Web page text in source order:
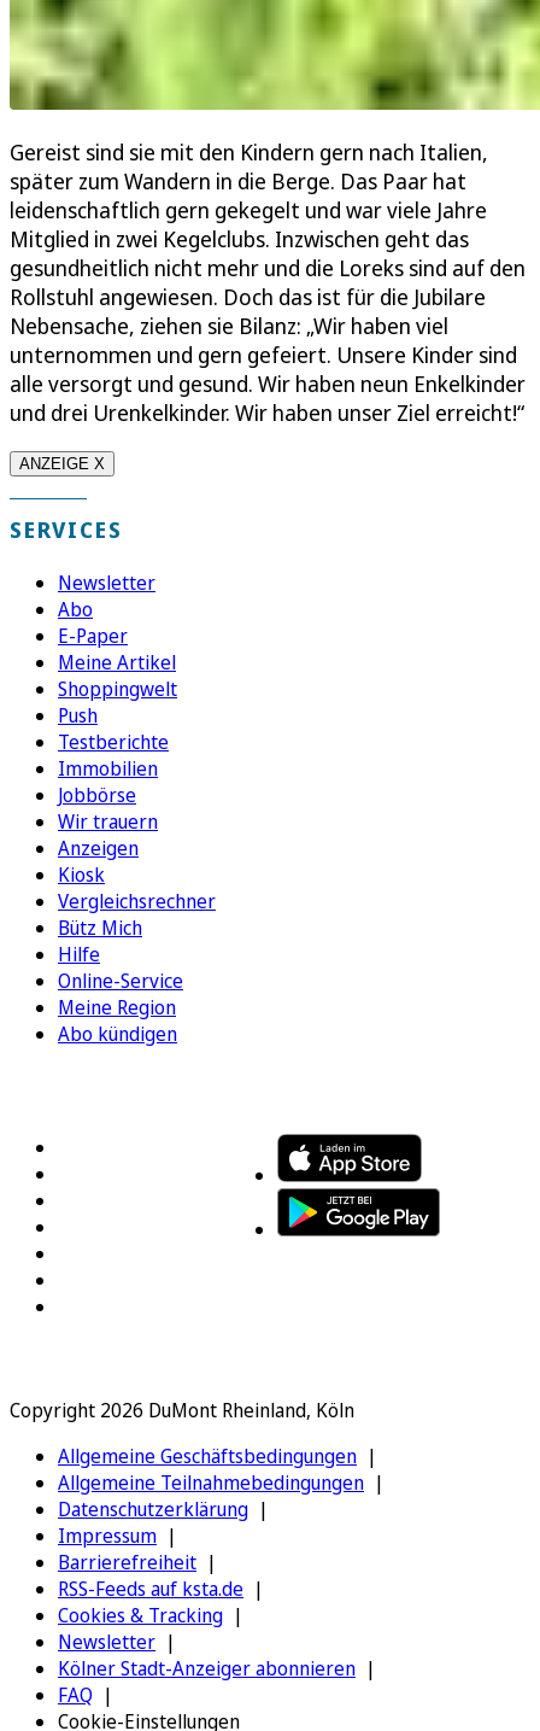
Gereist sind sie mit den Kindern gern nach Italien,
später zum Wandern in die Berge. Das Paar hat
leidenschaftlich gern gekegelt und war viele Jahre
Mitglied in zwei Kegelclubs. Inzwischen geht das
gesundheitlich nicht mehr und die Loreks sind auf den
Rollstuhl angewiesen. Doch das ist für die Jubilare
Nebensache, ziehen sie Bilanz: „Wir haben viel
unternommen und gern gefeiert. Unsere Kinder sind
alle versorgt und gesund. Wir haben neun Enkelkinder
und drei Urenkelkinder. Wir haben unser Ziel erreicht!“
ANZEIGE X
SERVICES
Newsletter
Abo
E-Paper
Meine Artikel
Shoppingwelt
Push
Testberichte
Immobilien
Jobbörse
Wir trauern
Anzeigen
Kiosk
Vergleichsrechner
Bütz Mich
Hilfe
Online-Service
Meine Region
Abo kündigen
Copyright 2026 DuMont Rheinland, Köln
Allgemeine Geschäftsbedingungen
Allgemeine Teilnahmebedingungen
Datenschutzerklärung
Impressum
Barrierefreiheit
RSS-Feeds auf ksta.de
Cookies & Tracking
Newsletter
Kölner Stadt-Anzeiger abonnieren
FAQ
Cookie-Einstellungen